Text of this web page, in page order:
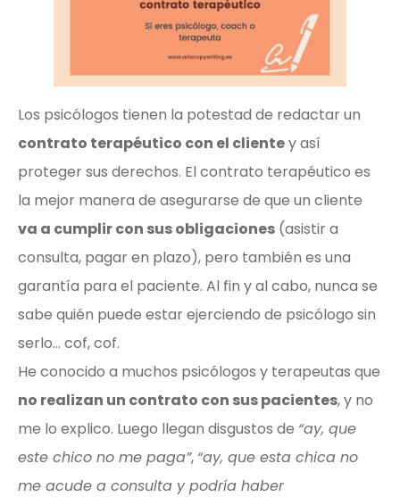
Los psicólogos tienen la potestad de redactar un
contrato terapéutico con el clientey así
proteger sus derechos. El contrato terapéutico es
la mejor manera de asegurarse de que un cliente
va a cumplir con sus obligaciones (asistir a
consulta, pagar en plazo), pero también es una
garantía para el paciente. Al fin y al cabo, nunca se
sabe quién puede estar ejerciendo de psicólogo sin
serlo… cof, cof.
He conocido a muchos psicólogos y terapeutas que
no realizan un contrato con sus pacientes, y no
me lo explico. Luego llegan disgustos de “ay, que
este chico no me paga”, “ay, que esta chica no
me acude a consulta y podría haber